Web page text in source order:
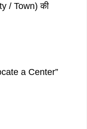
/ Town) की
a Center”